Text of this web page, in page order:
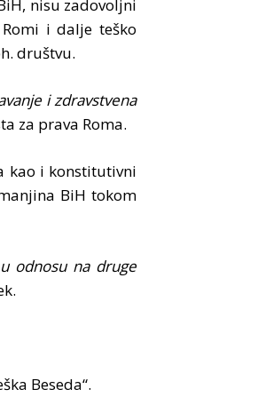
nisu zadovoljni
i dalje teško
društvu.
i zdravstvena
za prava Roma.
kao i konstitutivni
BiH tokom
odnosu na druge
Beseda“.